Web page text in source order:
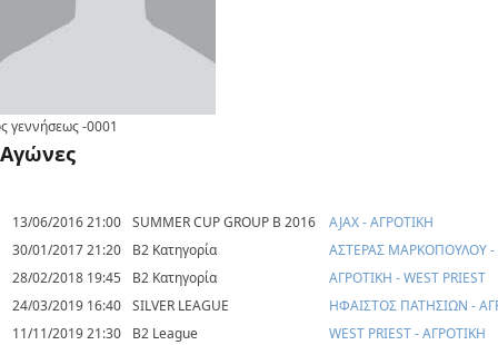
γεννήσεως-0001
Αγώνες
13/06/2016 21:00 SUMMER CUP GROUP B 2016
AJAX - ΑΓΡΟΤΙΚΗ
30/01/2017 21:20
Β2 Κατηγορία
ΑΣΤΕΡΑΣ ΜΑΡΚΟΠΟΥΛΟΥ -
28/02/2018 19:45
Β2 Κατηγορία
ΑΓΡΟΤΙΚΗ - WEST PRIEST
24/03/2019 16:40 SILVER LEAGUE
ΗΦΑΙΣΤΟΣ ΠΑΤΗΣΙΩΝ -
11/11/2019 21:30
B2 League WEST PRIEST - ΑΓΡΟΤΙΚΗ